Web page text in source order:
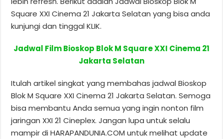
Square XXI Cinema 21 Jakarta Selatan yang bisa anda
kunjungi dan tinggal KLIK.
Jadwal Film Bioskop Blok M Square XXI Cinema 21
Jakarta Selatan
Itulah artikel singkat yang membahas jadwal Bioskop
Blok M Square XXI Cinema 21 Jakarta Selatan. Semoga
bisa membantu Anda semua yang ingin nonton film
jaringan XXI 21 Cineplex. Jangan lupa untuk selalu
mampir di HARAPANDUNIA.COM untuk melihat update